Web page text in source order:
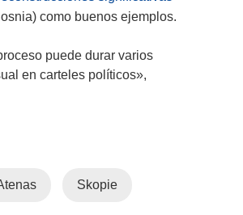
r
r
á
n
como buenos ejemplos.
puede durar varios
en carteles políticos»,
Skopie